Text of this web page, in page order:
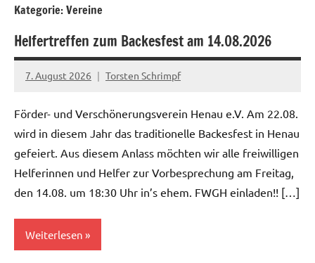
Kategorie:Vereine
Helfertreffen zum Backesfest am 14.08.2026
7. August 2026 Torsten Schrimpf
Förder- und Verschönerungsverein Henau e.V. Am 22.08.
wird in diesem Jahr das traditionelle Backesfest in Henau
gefeiert. Aus diesem Anlass möchten wir alle freiwilligen
Helferinnen und Helfer zur Vorbesprechung am Freitag,
den 14.08. um 18:30 Uhr in’s ehem. FWGH einladen!! […]
Weiterlesen